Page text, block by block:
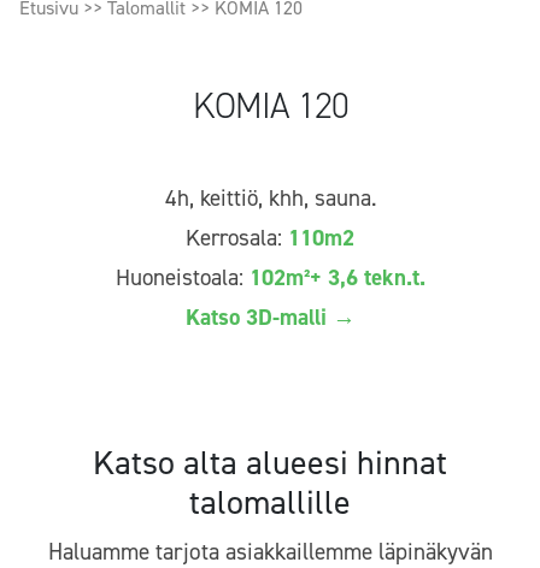
Etusivu >> Talomallit >> KOMIA 120
KOMIA 120
4h, keittiö, khh, sauna.
Kerrosala: 110m2
Huoneistoala: 102m²+ 3,6 tekn.t.
Katso 3D-malli →
Katso alta alueesi hinnat
talomallille
Haluamme tarjota asiakkaillemme läpinäkyvän